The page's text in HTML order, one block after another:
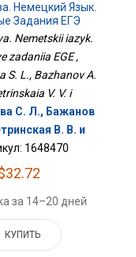
Немецкий Язык.
Задания ЕГЭ
Nemetskii iazyk.
zadaniia EGE ,
S. L., Bazhanov A.
V. V. i
С. Л., Бажанов
В. В. и
1648470
за 14–20 дней
КУПИТЬ